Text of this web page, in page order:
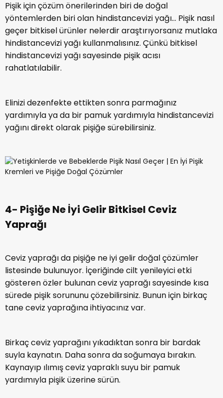
Pişik için çözüm önerilerinden biri de doğal
yöntemlerden biri olan hindistancevizi yağı... Pişik nasıl
geçer bitkisel ürünler nelerdir araştırıyorsanız mutlaka
hindistancevizi yağı kullanmalısınız. Çünkü bitkisel
hindistancevizi yağı sayesinde pişik acısı
rahatlatılabilir.
Elinizi dezenfekte ettikten sonra parmağınız
yardımıyla ya da bir pamuk yardımıyla hindistancevizi
yağını direkt olarak pişiğe sürebilirsiniz.
4- Pişiğe Ne İyi Gelir Bitkisel Ceviz
Yaprağı
Ceviz yaprağı da pişiğe ne iyi gelir doğal çözümler
listesinde bulunuyor. İçeriğinde cilt yenileyici etki
gösteren özler bulunan ceviz yaprağı sayesinde kısa
sürede pişik sorununu çözebilirsiniz. Bunun için birkaç
tane ceviz yaprağına ihtiyacınız var.
Birkaç ceviz yaprağını yıkadıktan sonra bir bardak
suyla kaynatın. Daha sonra da soğumaya bırakın.
Kaynayıp ılımış ceviz yapraklı suyu bir pamuk
yardımıyla pişik üzerine sürün.